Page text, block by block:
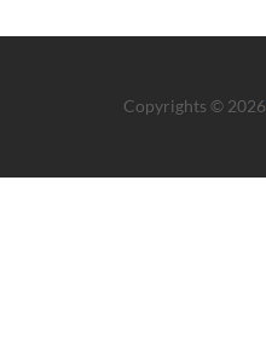
Copyrights © 2026